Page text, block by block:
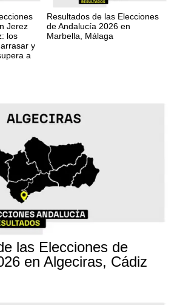
Jerez
los
y
a
Resultados de las Elecciones
de Andalucía 2026 en
Marbella, Málaga
las Elecciones de
en Algeciras, Cádiz